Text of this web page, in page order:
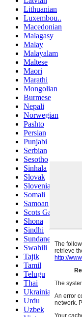
Lithuanian
Luxembou..
Macedonian
Malagasy
Malay
Malayalam
Maltese
Maori
Marathi
Mongolian
Burmese
Nepali
Norwegian
Pashto
Persian
Punjabi
Serbian
Sesotho
Sinhala
Slovak
Slovenian
Somali
Samoan
Scots Gaelic
Shona
Sindhi
Sundanese
Swahili
Tajik
Tamil
Telugu
Thai
Ukrainian
Urdu
Uzbek